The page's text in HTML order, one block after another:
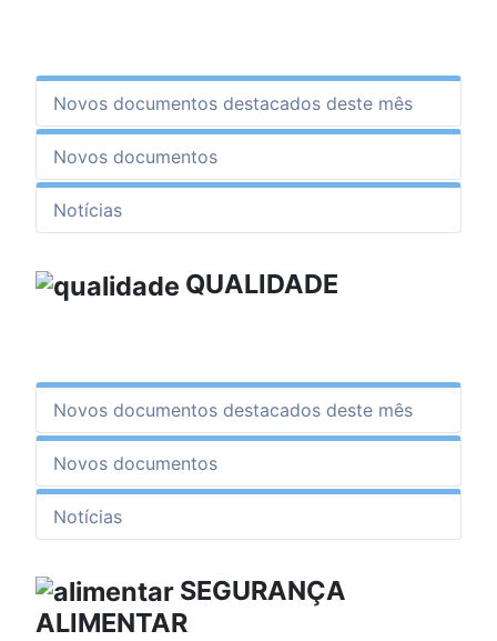
Novos documentos destacados deste mês
Novos documentos
Notícias
QUALIDADE
Novos documentos destacados deste mês
Novos documentos
Notícias
SEGURANÇA
ALIMENTAR